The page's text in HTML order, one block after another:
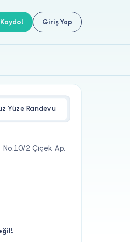
Giriş Yap
Yüze Randevu
No:10/2 Çiçek Ap.